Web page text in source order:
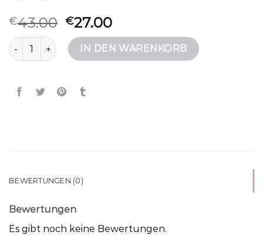
€43.00 €27.00
tagesrucksack damen MengeIN DEN WARENKORB
BEWERTUNGEN (0)
Bewertungen
Es gibt noch keine Bewertungen.